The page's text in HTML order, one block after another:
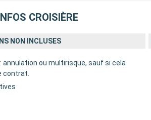
CROISIÈRE
NON INCLUSES
annulation ou multirisque, sauf si cela
contrat.